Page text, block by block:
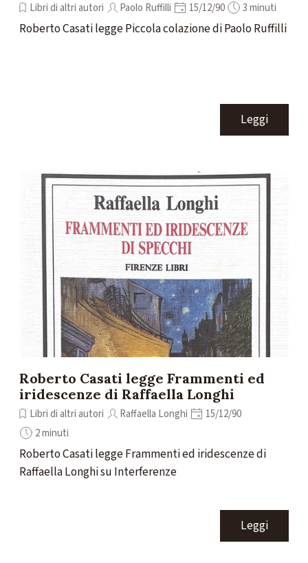
Libri di altri autori Paolo Ruffilli 15/12/90 3 minuti
Roberto Casati legge Piccola colazione di Paolo Ruffilli
Leggi
Roberto Casati legge Frammenti ed
iridescenze di Raffaella Longhi
Libri di altri autori Raffaella Longhi
15/12/90
2 minuti
Roberto Casati legge Frammenti ed iridescenze di
Raffaella Longhi su Interferenze
Leggi